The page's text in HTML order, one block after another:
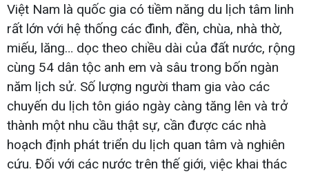
Việt Nam là quốc gia có tiềm năng du lịch tâm linh
rất lớn với hệ thống các đình, đền, chùa, nhà thờ,
miếu, lăng… dọc theo chiều dài của đất nước, rộng
cùng 54 dân tộc anh em và sâu trong bốn ngàn
năm lịch sử. Số lượng người tham gia vào các
chuyến du lịch tôn giáo ngày càng tăng lên và trở
thành một nhu cầu thật sự, cần được các nhà
hoạch định phát triển du lịch quan tâm và nghiên
cứu. Đối với các nước trên thế giới, việc khai thác